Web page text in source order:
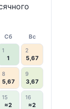
Сб
Вс
1
1
2
5,67
8
5,67
9
3,67
15
≈2
16
≈2